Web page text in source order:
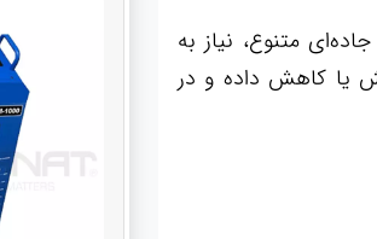
متنوع، نیاز به
یا کاهش داده و در